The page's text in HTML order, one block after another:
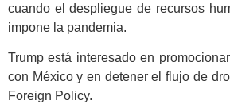
cuando el despliegue de recursos
impone la pandemia.
Trump está interesado en
con México y en detener el flujo de
Foreign Policy.